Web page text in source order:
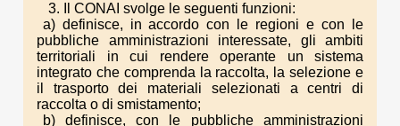
3. Il CONAI svolge le seguenti funzioni:
a) definisce, in accordo con le regioni e con le
pubbliche amministrazioni interessate, gli ambiti
territoriali in cui rendere operante un sistema
integrato che comprenda la raccolta, la selezione e
il trasporto dei materiali selezionati a centri di
raccolta o di smistamento;
b) definisce, con le pubbliche amministrazioni